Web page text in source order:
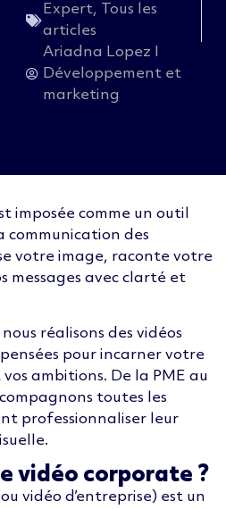
Expert, Tous les
articles
Ariadna Lopez I
Développement et
marketing
imposée comme un outil
communication des
votre image, raconte votre
messages avec clarté et
nous réalisons des vidéos
pour incarner votre
ambitions. De la PME au
toutes les
professionnaliser leur
vidéo corporate ?
vidéo d’entreprise) est un